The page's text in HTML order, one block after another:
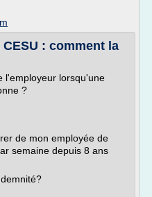
: comment la
l'employeur lorsqu'une
?
de mon employée de
semaine depuis 8 ans